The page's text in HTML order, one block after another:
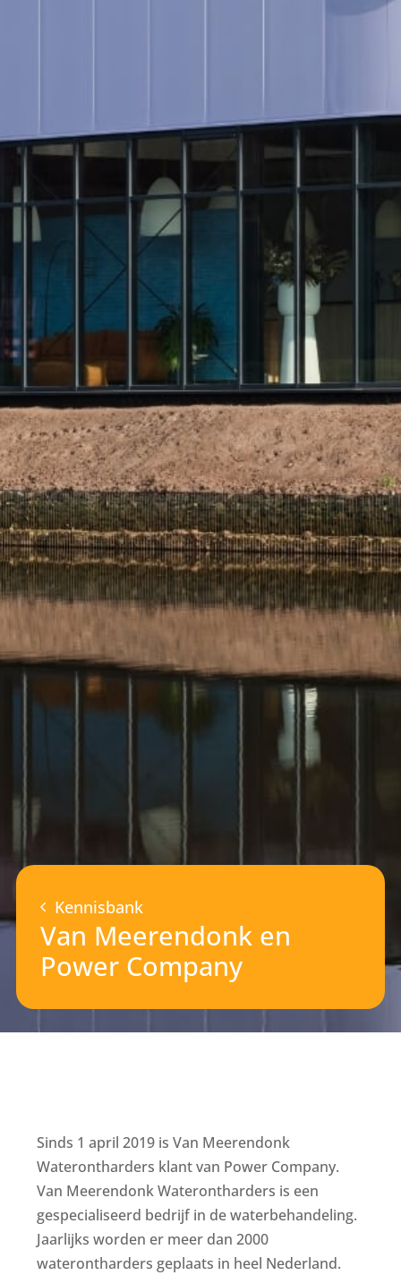
Kennisbank
Van Meerendonk en
Power Company
Sinds 1 april 2019 is Van Meerendonk
Waterontharders klant van Power Company.
Van Meerendonk Waterontharders is een
gespecialiseerd bedrijf in de waterbehandeling.
Jaarlijks worden er meer dan 2000
waterontharders geplaats in heel Nederland.